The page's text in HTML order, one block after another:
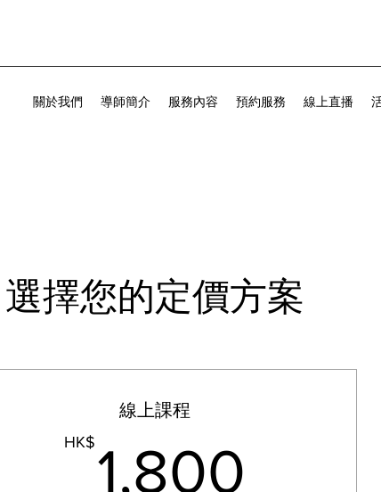
關於我們 導師簡介 服務內容 預約服務 線上直播
選擇您的定價方案
線上課程
HK$ 1,800